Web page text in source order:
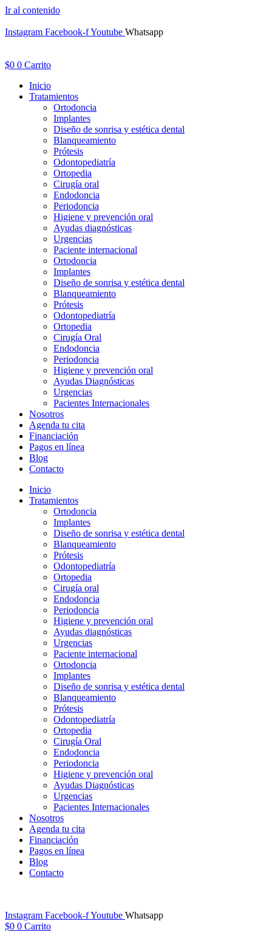
Ir al contenido
Instagram Facebook-fYoutube Whatsapp
$0 0 Carrito
Inicio
Tratamientos
Ortodoncia
Implantes
Diseño de sonrisa y estética dental
Blanqueamiento
Prótesis
Odontopediatría
Ortopedia
Cirugía oral
Endodoncia
Periodoncia
Higiene y prevención oral
Ayudas diagnósticas
Urgencias
Paciente internacional
Ortodoncia
Implantes
Diseño de sonrisa y estética dental
Blanqueamiento
Prótesis
Odontopediatría
Ortopedia
Cirugía Oral
Endodoncia
Periodoncia
Higiene y prevención oral
Ayudas Diagnósticas
Urgencias
Pacientes Internacionales
Nosotros
Agenda tu cita
Financiación
Pagos en línea
Blog
Contacto
Inicio
Tratamientos
Ortodoncia
Implantes
Diseño de sonrisa y estética dental
Blanqueamiento
Prótesis
Odontopediatría
Ortopedia
Cirugía oral
Endodoncia
Periodoncia
Higiene y prevención oral
Ayudas diagnósticas
Urgencias
Paciente internacional
Ortodoncia
Implantes
Diseño de sonrisa y estética dental
Blanqueamiento
Prótesis
Odontopediatría
Ortopedia
Cirugía Oral
Endodoncia
Periodoncia
Higiene y prevención oral
Ayudas Diagnósticas
Urgencias
Pacientes Internacionales
Nosotros
Agenda tu cita
Financiación
Pagos en línea
Blog
Contacto
Instagram Facebook-fYoutube Whatsapp
$0 0 Carrito